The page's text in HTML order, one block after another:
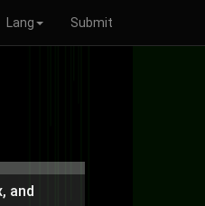
Lang Submit
and